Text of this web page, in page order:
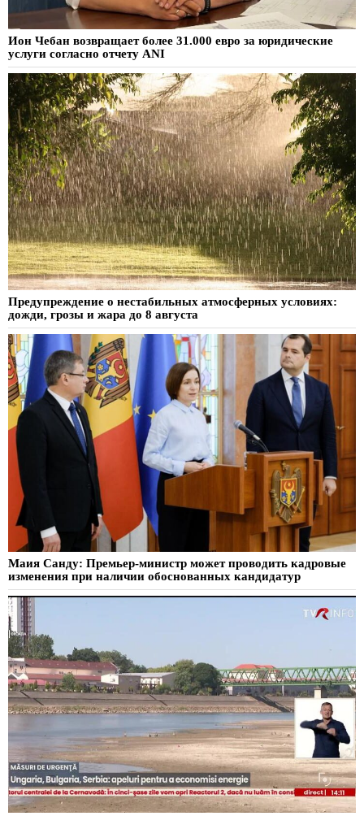
Ион Чебан возвращает более 31.000 евро за юридические
услуги согласно отчету ANI
Предупреждение о нестабильных атмосферных условиях:
дожди, грозы и жара до 8 августа
Маия Санду: Премьер-министр может проводить кадровые
изменения при наличии обоснованных кандидатур